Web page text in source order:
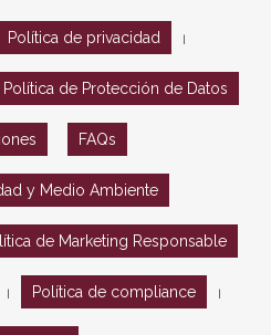
Política de privacidad
Política de Protección de Datos
FAQs
y Medio Ambiente
de Marketing Responsable
Política de compliance